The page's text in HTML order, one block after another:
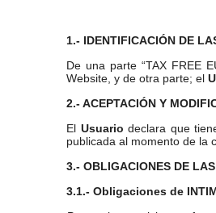
1.- IDENTIFICACIÓN DE
De una parte “TAX FREE
Website, y de otra parte; el
2.- ACEPTACIÓN Y
El Usuario declara que
publicada al momento de la
3.- OBLIGACIONES DE
3.1.- Obligaciones de